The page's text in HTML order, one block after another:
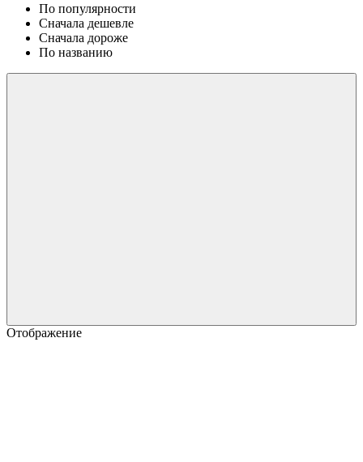
По популярности
Сначала дешевле
Сначала дороже
По названию
Отображение